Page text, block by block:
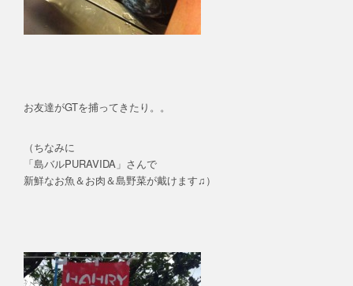
お友達がGTを捕ってきたり。。
（ちなみに
「島バルPURAVIDA」さんで
新鮮なお魚＆お肉＆島野菜が戴けます♫）